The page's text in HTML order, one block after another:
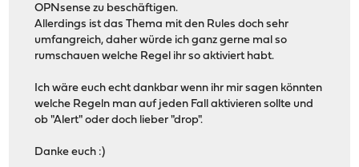
OPNsense zu beschäftigen.
Allerdings ist das Thema mit den Rules doch sehr
umfangreich, daher würde ich ganz gerne mal so
rumschauen welche Regel ihr so aktiviert habt.
Ich wäre euch echt dankbar wenn ihr mir sagen könnten
welche Regeln man auf jeden Fall aktivieren sollte und
ob "Alert" oder doch lieber "drop".
Danke euch :)